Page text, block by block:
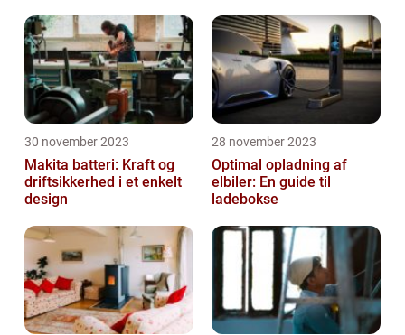
30 november 2023
Makita batteri: Kraft og
driftsikkerhed i et enkelt
design
28 november 2023
Optimal opladning af
elbiler: En guide til
ladebokse